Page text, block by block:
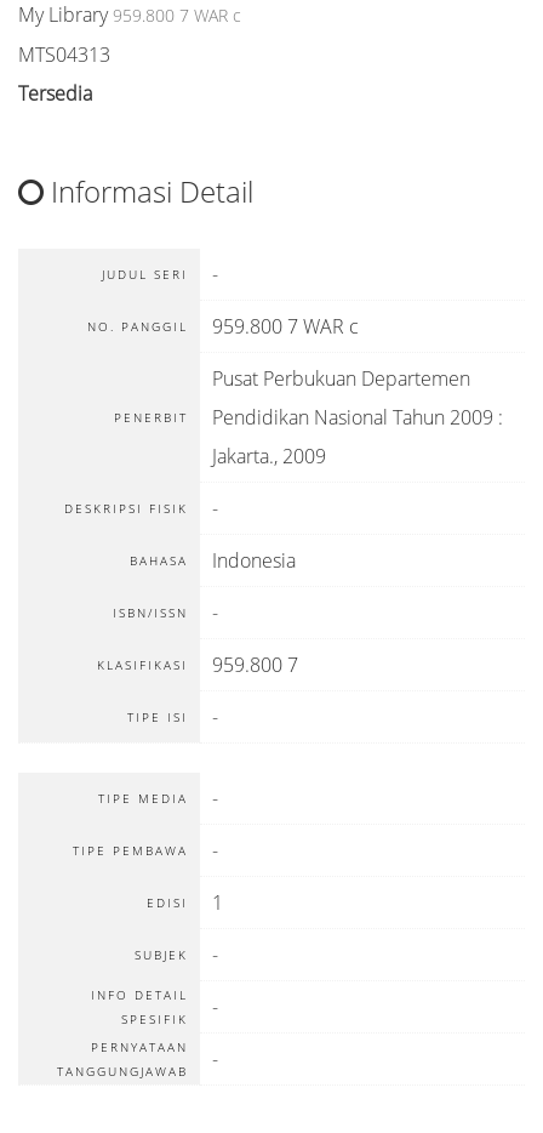
My Library 959.800 7 WAR c
MTS04313
Tersedia
Informasi Detail
JUDUL SERI -
NO. PANGGIL 959.800 7 WAR c
PENERBIT
Pusat Perbukuan Departemen
Pendidikan Nasional Tahun 2009 :
Jakarta., 2009
DESKRIPSI FISIK -
BAHASA Indonesia
ISBN/ISSN -
KLASIFIKASI 959.800 7
TIPE ISI -
TIPE MEDIA -
TIPE PEMBAWA -
EDISI 1
SUBJEK -
INFO DETAIL
SPESIFIK
-
PERNYATAAN
TANGGUNGJAWAB
-